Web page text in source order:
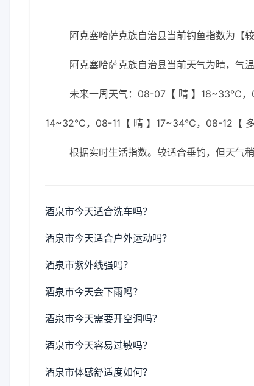
阿克塞哈萨克族自治县当前钓鱼指数为【较
阿克塞哈萨克族自治县当前天气为晴，气
未来一周天气：08-07【 晴 】18~33℃
14~32℃，08-11【 晴 】17~34℃，08-12【
根据实时生活指数。较适合垂钓，但天气
酒泉市今天适合洗车吗？
酒泉市今天适合户外运动吗？
酒泉市紫外线强吗？
酒泉市今天会下雨吗？
酒泉市今天需要开空调吗？
酒泉市今天容易过敏吗？
酒泉市体感舒适度如何？